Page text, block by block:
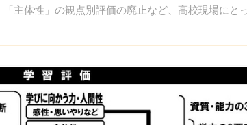
主体性」の観点別評価の廃止など、高校現場にと